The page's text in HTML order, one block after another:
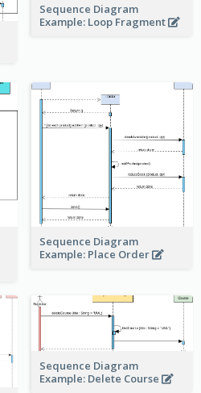
Sequence Diagram
Example: Loop Fragment
Sequence Diagram
Example: Place Order
Sequence Diagram
Example: Delete Course